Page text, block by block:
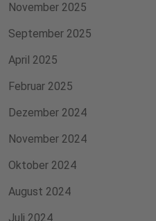
November 2025
September 2025
April 2025
Februar 2025
Dezember 2024
November 2024
Oktober 2024
August 2024
Juli 2024